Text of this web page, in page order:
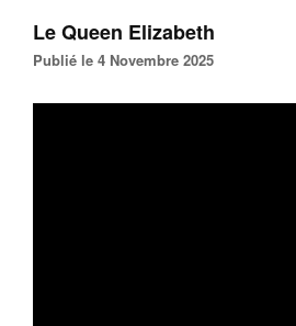
Le Queen Elizabeth
Publié le 4 Novembre 2025